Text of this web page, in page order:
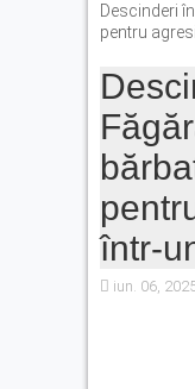
Descinderi
pentru
într-
iun. 06,